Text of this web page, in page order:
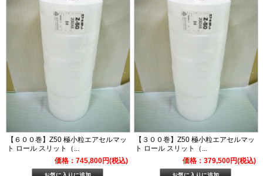
【６００巻】Z50 極小粒エアセルマッ
ト ロール スリット（...
価格：745,800円(税込)
【３００巻】Z50 極小粒エアセルマッ
ト ロール スリット（...
価格：379,500円(税込)